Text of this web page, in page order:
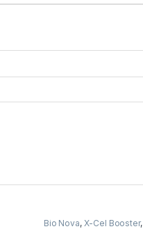
Bio Nova, X-Cel Booster,